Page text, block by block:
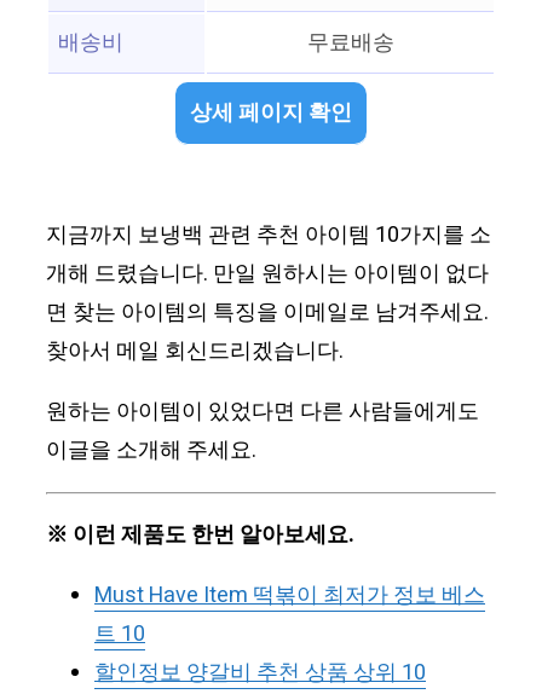
배송비
무료배송
상세 페이지 확인
지금까지 보냉백 관련 추천 아이템 10가지를 소
개해 드렸습니다. 만일 원하시는 아이템이 없다
면 찾는 아이템의 특징을 이메일로 남겨주세요.
찾아서 메일 회신드리겠습니다.
원하는 아이템이 있었다면 다른 사람들에게도
이글을 소개해 주세요.
※ 이런 제품도 한번 알아보세요.
Must Have Item 떡볶이 최저가 정보 베스
트 10
할인정보 양갈비 추천 상품 상위 10